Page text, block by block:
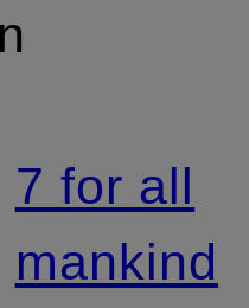
7 for all
mankind